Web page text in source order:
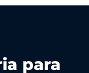
para